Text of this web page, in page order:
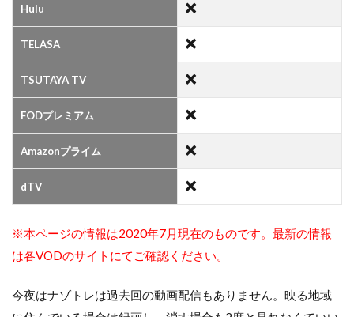
Hulu
TELASA
TSUTAYA TV
FODプレミアム
Amazonプライム
dTV
※本ページの情報は2020年7月現在のものです。最新の情報
は各VODのサイトにてご確認ください。
今夜はナゾトレは過去回の動画配信もありません。映る地域